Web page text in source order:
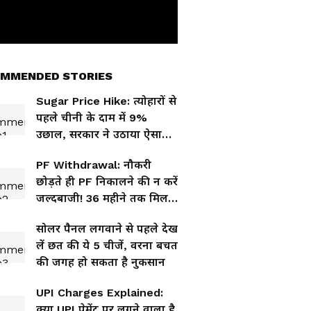
STORIES
Sugar Price Hike: त्योहारों से
पहले चीनी के दाम में 9%
उछाल, सरकार ने उठाया ऐसा
का खेल
PF Withdrawal: नौकरी
छोड़ते ही PF निकालने की न करें
जल्दबाजी! 36 महीने तक मिल
सोलर पैनल लगवाने से पहले देख
लें छत की ये 5 चीजें, वरना बचत
की जगह हो सकता है नुकसान
UPI Charges Explained: